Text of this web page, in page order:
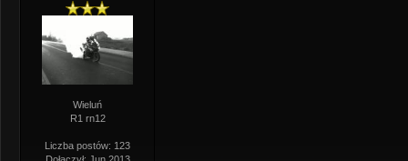
Wieluń
R1 rn12
Liczba postów: 123